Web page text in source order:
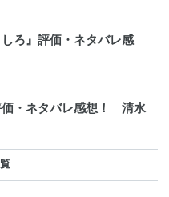
ろ』評価・ネタバレ感
価・ネタバレ感想！ 清水